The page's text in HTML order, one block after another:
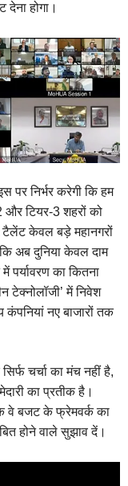
होगा।
पर निर्भर करेगी कि हम
टियर-3 शहरों को
टैलेंट केवल बड़े महानगरों
अब दुनिया केवल दाम
पर्यावरण का कितना
टेक्नोलॉजी’ में निवेश
नए बाजारों तक
चर्चा का मंच नहीं है,
का प्रतीक है।
वे बजट के फ्रेमवर्क का
होने वाले सुझाव दें।